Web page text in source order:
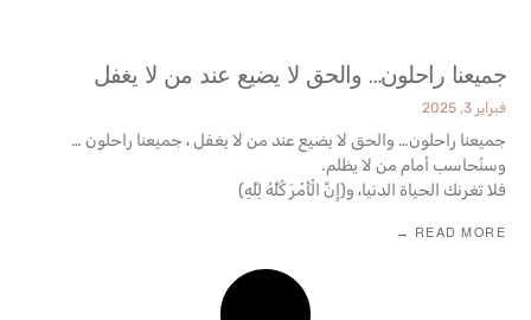
جميعنا راحلون… والحق لا يضيع عند من لا يغفل
فبراير 3, 2025
جميعنا راحلون… والحق لا يضيع عند من لا يغفل ، جميعنا راحلون …
وسنُحاسب أمام من لا يظلم.
فلا تغرنك الحياة الدنيا، و﴿إِنَّ الْأَمْرَ كُلَّهُ لِلَّهِ﴾
READ MORE →